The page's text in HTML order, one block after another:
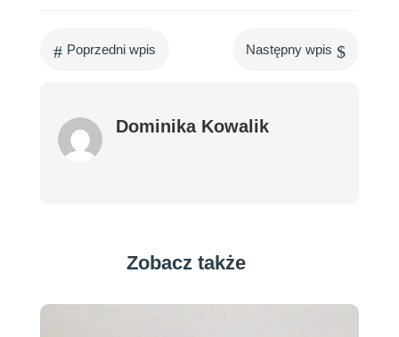
# Poprzedni wpis Następny wpis $
Dominika Kowalik
Zobacz także